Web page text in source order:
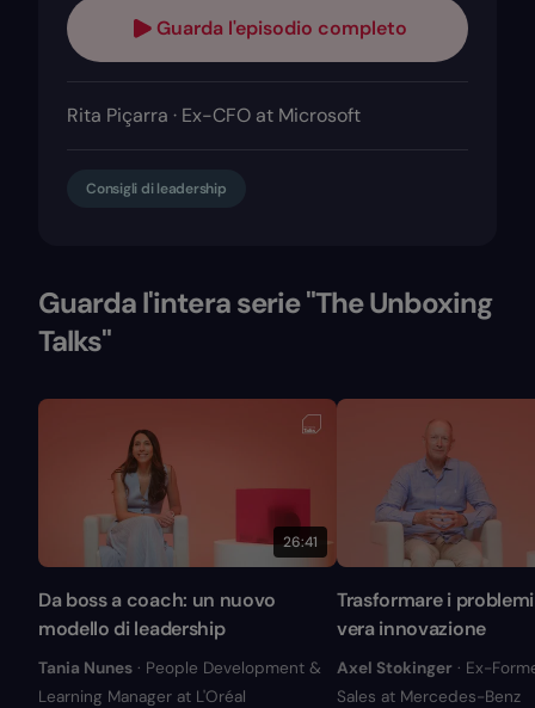
Guarda l'episodio completo
Rita Piçarra · Ex-CFO at Microsoft
Consigli di leadership
Guarda l'intera serie "The Unboxing
Talks"
26:41
Da boss a coach: un nuovo
modello di leadership
Tania Nunes · People Development &
Learning Manager at L'Oréal
Trasformare i
vera innovazione
Axel Stokinger · Ex-
Sales at Mercedes-Benz